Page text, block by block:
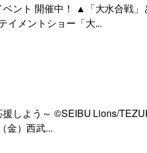
ント 開催中！ ▲「大水合戦」
イメントショー「大...
しよう～ ©SEIBU Lions/
金）西武...